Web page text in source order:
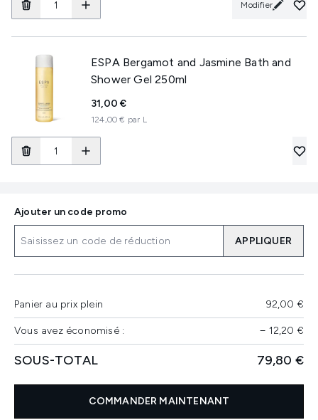
Modifier
ESPA Bergamot and Jasmine Bath and
Shower Gel 250ml
31,00 €
124,00 € par L
Ajouter un code promo
APPLIQUER
Panier au prix plein 92,00 €
Vous avez économisé : − 12,20 €
SOUS-TOTAL 79,80 €
COMMANDER MAINTENANT